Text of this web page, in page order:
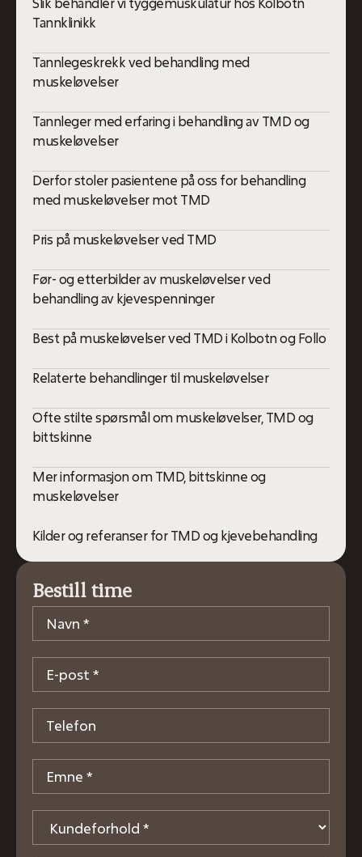
Tannklinikk
Tannlegeskrekk ved behandling med
muskeløvelser
Tannleger med erfaring i behandling av TMD og
muskeløvelser
Derfor stoler pasientene på oss for behandling
med muskeløvelser mot TMD
Pris på muskeløvelser ved TMD
Før- og etterbilder av muskeløvelser ved
behandling av kjevespenninger
Best på muskeløvelser ved TMD i Kolbotn og Follo
Relaterte behandlinger til muskeløvelser
Ofte stilte spørsmål om muskeløvelser, TMD og
bittskinne
Mer informasjon om TMD, bittskinne og
muskeløvelser
Kilder og referanser for TMD og kjevebehandling
Bestill time
Navn*
E-
post*
Telefon
Emne*
Kundeforhold*